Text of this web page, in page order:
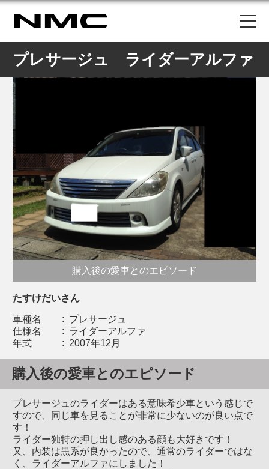
プレサージュ ライダーアルファ
購入後の愛車とのエピソード
たすけだいさん
車種名 : プレサージュ
仕様名
: ライダーアルファ
年式
: 2007年12月
購入後の愛車とのエピソード
プレサージュのライダーはある意味希少車という感じで
すので、同じ車を見ることが非常に少ないのが良い点で
す！
ライダー独特の押し出し感のある顔も大好きです！
又、内装は黒系が良かったので、通常のライダーではな
く、ライダーアルファにしました！